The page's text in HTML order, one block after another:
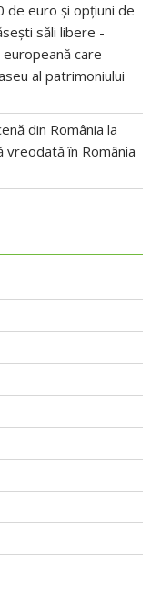
de euro și opțiuni de
săli libere -
care
al patrimoniului
din România la
vreodată în România